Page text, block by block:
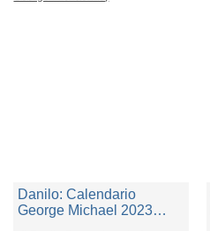
Danilo: Calendario
George Michael 2023